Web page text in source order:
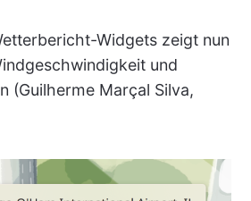
Widgets zeigt nun
und
(Guilherme Marçal Silva,